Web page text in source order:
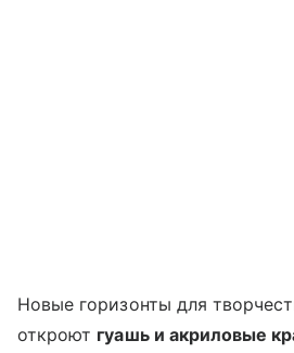
Новые горизонты для
откроют гуашь и акриловые